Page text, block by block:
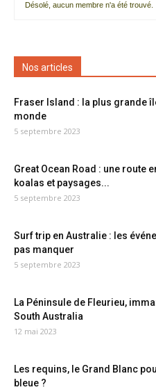
amis
Désolé, aucun membre n'a été trouvé.
Nos articles
Fraser Island : la plus grande
monde
5 septembre 2023
Great Ocean Road : une route
koalas et paysages...
5 septembre 2023
Surf trip en Australie : les
pas manquer
5 septembre 2023
La Péninsule de Fleurieu,
South Australia
12 mai 2023
Les requins, le Grand Blanc
bleue ?